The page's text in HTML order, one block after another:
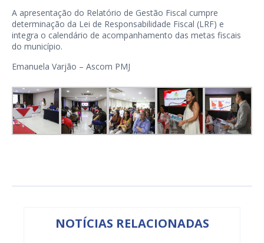
A apresentação do Relatório de Gestão Fiscal cumpre
determinação da Lei de Responsabilidade Fiscal (LRF) e
integra o calendário de acompanhamento das metas fiscais
do município.
Emanuela Varjão – Ascom PMJ
NOTÍCIAS RELACIONADAS